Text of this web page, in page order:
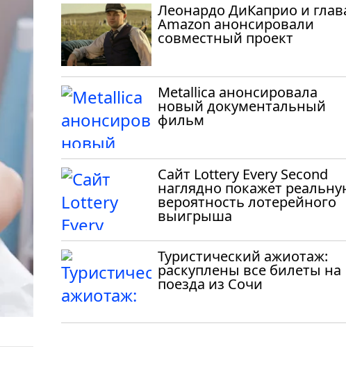
Леонардо ДиКаприо и
Amazon анонсировали
совместный проект
Metallica анонсировала
новый документальный
фильм
Сайт Lottery Every Second
наглядно покажет
вероятность лотерейного
выигрыша
Туристический ажиотаж:
раскуплены все билеты на
поезда из Сочи